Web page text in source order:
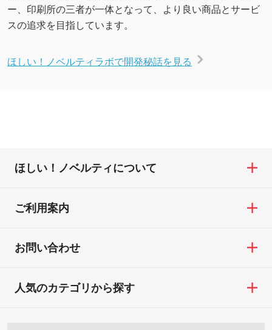
ー、印刷所の三者が一体となって、より良い商品とサービ
スの追求を目指しています。
ほしい！ノベルティラボで開発秘話を見る
ほしい！ノベルティについて
ご利用案内
お問い合わせ
人気のカテゴリから探す